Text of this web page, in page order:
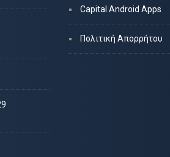
Capital Android Apps
Πολιτική Απορρήτου